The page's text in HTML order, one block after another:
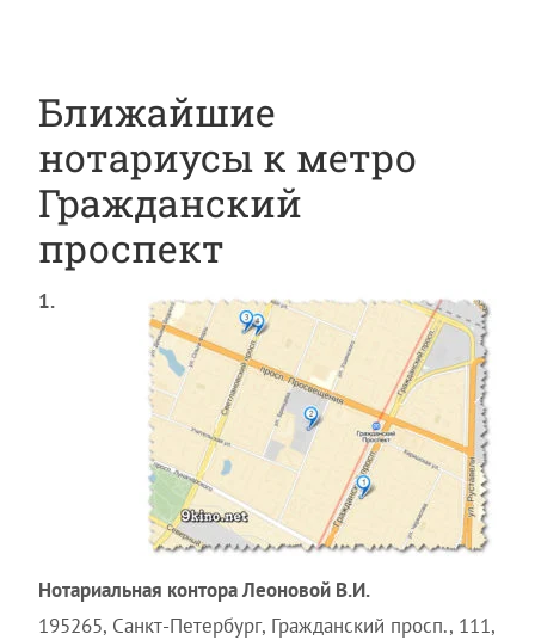
Ближайшие
нотариусы к метро
Гражданский
проспект
1.
Нотариальная контора Леоновой В.И.
195265, Санкт-Петербург, Гражданский просп., 111,